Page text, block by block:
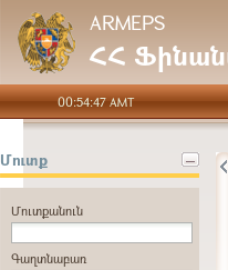
ARMEPS
ՀՀ
00:54:47 AMT
Մուտք
Մուտքանուն
Գաղտնաբառ